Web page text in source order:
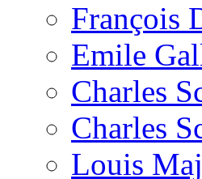
François
Emile
Charles
Charles
Louis